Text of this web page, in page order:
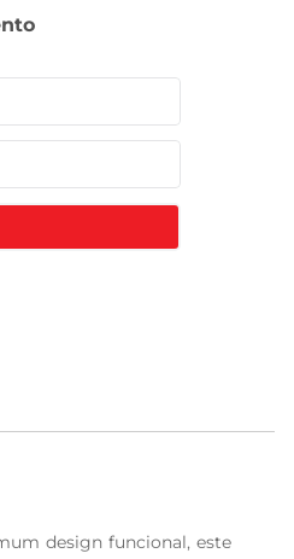
design funcional, este